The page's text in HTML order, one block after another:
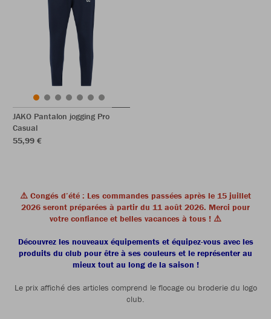
JAKO Pantalon jogging Pro
Casual
55,99 €
⚠️ Congés d’été : Les commandes passées après le 15 juillet
2026 seront préparées à partir du 11 août 2026. Merci pour
votre confiance et belles vacances à tous ! ⚠️
Découvrez les nouveaux équipements et équipez-vous avec les
produits du club pour être à ses couleurs et le représenter au
mieux tout au long de la saison !
Le prix affiché des articles comprend le flocage ou broderie du logo
club.